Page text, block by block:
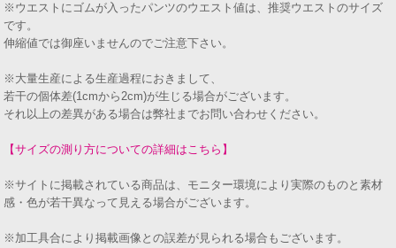
※ウエストにゴムが入ったパンツのウエスト値は、推奨ウエストのサイズ
です。
伸縮値では御座いませんのでご注意下さい。
※大量生産による生産過程におきまして、
若干の個体差(1cmから2cm)が生じる場合がございます。
それ以上の差異がある場合は弊社までお問い合わせください。
【サイズの測り方についての詳細はこちら】
※サイトに掲載されている商品は、モニター環境により実際のものと素材
感・色が若干異なって見える場合がございます。
※加工具合により掲載画像との誤差が見られる場合もございます。